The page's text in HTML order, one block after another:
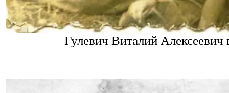
Гулевич Виталий